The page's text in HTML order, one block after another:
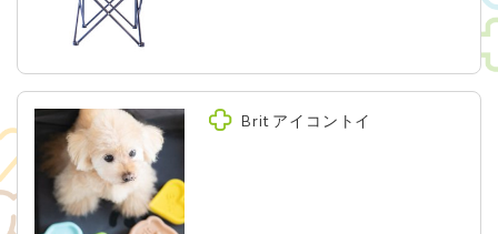
Brit アイコントイ